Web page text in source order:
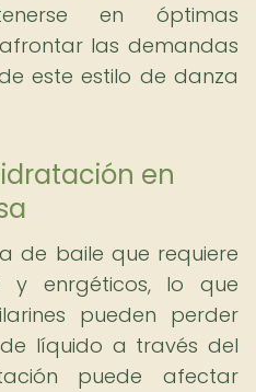
en óptimas
las demandas
este estilo de danza
en
de baile que requiere
y enrgéticos, lo que
pueden perder
líquido a través del
puede afectar